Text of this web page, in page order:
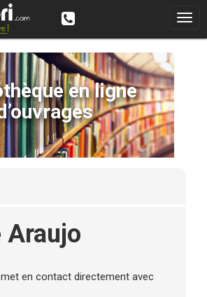
en ligne
Araujo
en contact directement avec